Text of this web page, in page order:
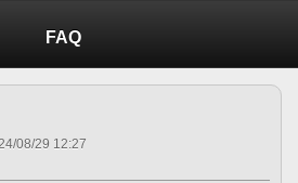
FAQ
08/29 12:27